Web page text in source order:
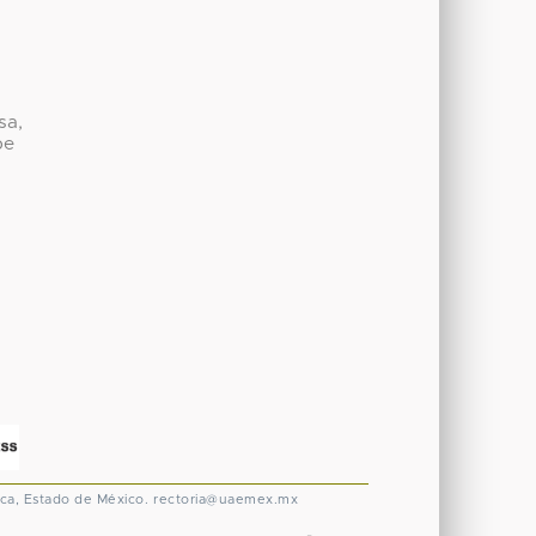
Estado de México. rectoria@uaemex.mx